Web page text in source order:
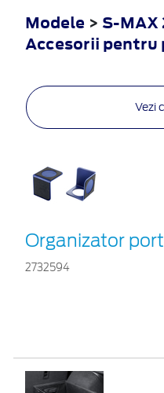
Modele > S-MAX
Accesorii pentru
Vezi
Organizator
2732594